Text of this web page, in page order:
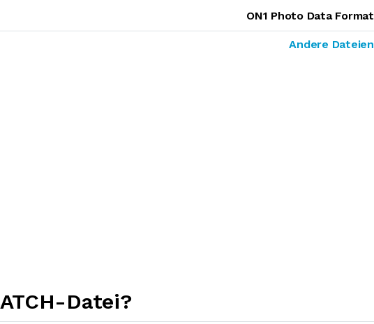
ON1 Photo Data Format
Andere Dateien
Datei?